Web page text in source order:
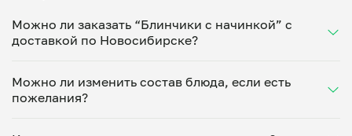
Можно ли заказать “Блинчики с начинкой” с
доставкой по Новосибирске?
Укажите удобное время — и получите свежее
домашнее блюдо в большой порции прямо с плиты.
минут. Статус заказа отслеживайте в личном
Можно ли изменить состав блюда, если есть
пожелания?